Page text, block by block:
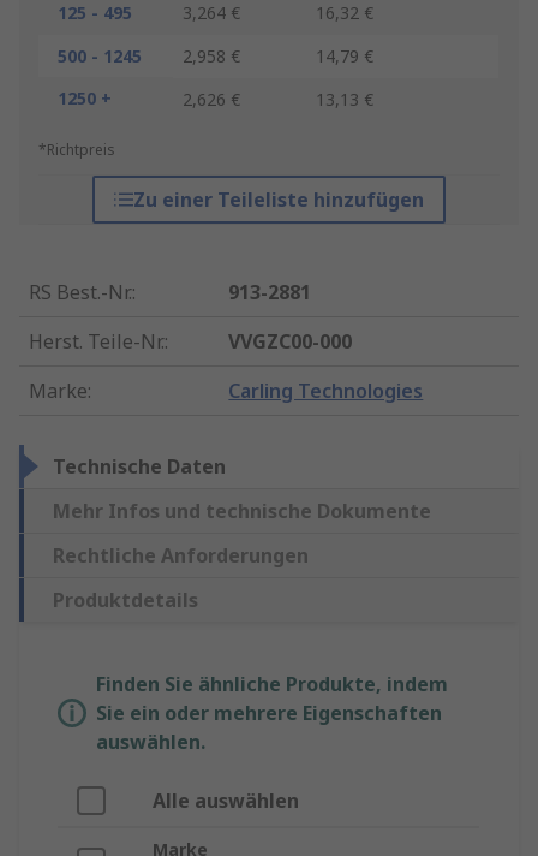
125 - 495
3,264 €
16,32 €
500 - 1245
2,958 €
14,79 €
1250 +
2,626 € 13,13 €
*Richtpreis
Zu einer Teileliste hinzufügen
RS Best.-Nr.:
913-2881
Herst. Teile-Nr.:
VVGZC00-000
Marke: Carling Technologies
Technische Daten
Mehr Infos und technische Dokumente
Rechtliche Anforderungen
Produktdetails
Finden Sie ähnliche Produkte, indem
Sie ein oder mehrere Eigenschaften
auswählen.
Alle auswählen
Marke